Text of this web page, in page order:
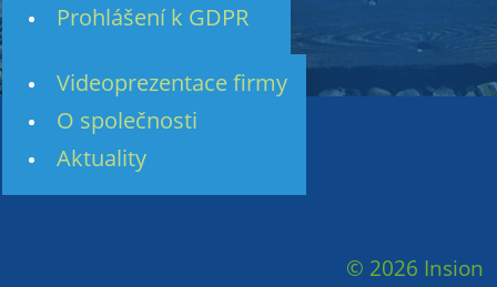
Prohlášení k GDPR
Videoprezentace firmy
O společnosti
Aktuality
© 2026 Insion